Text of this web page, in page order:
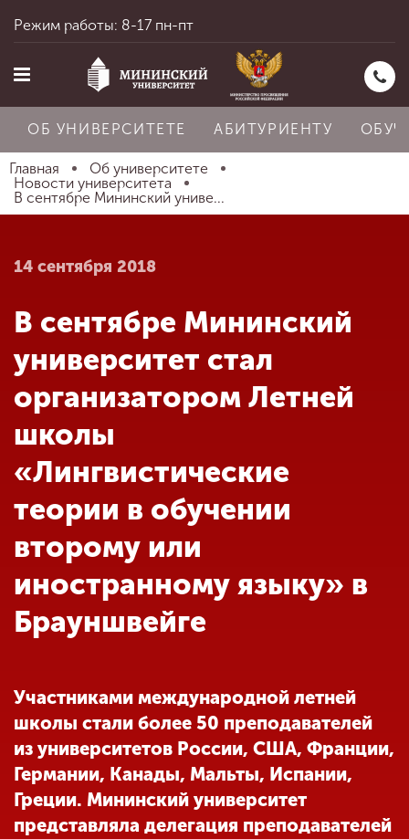
Главная
Абитуриенту
Обучение
Наука
Международная
деятельность
Другие виды
деятельности
Студенческая жизнь
Сведения об
образовательной
организации
Режим работы: 8-17 пн-пт
ОБ УНИВЕРСИТЕТЕ АБИТУРИЕНТУ
Главная
Об университете
Новости университета
В сентябре Мининский униве...
14 сентября 2018
В сентябре Мининский
университет стал
организатором Летней
школы
«Лингвистические
теории в обучении
второму или
иностранному языку» в
Брауншвейге
Участниками международной летней
школы стали более 50 преподавателей
из университетов России, США, Франции,
Германии, Канады, Мальты, Испании,
Греции. Мининский университет
представляла делегация преподавателей